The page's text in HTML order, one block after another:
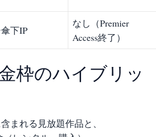
下IP
なし（Premier
Access終了）
枠のハイブリッ
まれる見放題作品と、